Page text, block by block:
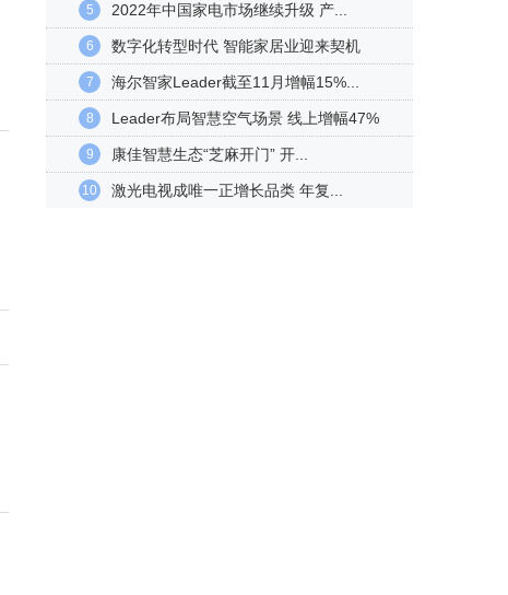
5 2022年中国家电市场继续升级 产...
6 数字化转型时代 智能家居业迎来契机
7 海尔智家Leader截至11月增幅15%...
8 Leader布局智慧空气场景 线上增幅47%
9 康佳智慧生态“芝麻开门” 开...
10 激光电视成唯一正增长品类 年复...